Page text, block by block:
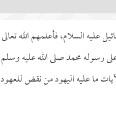
عليه السلام، فأعلمهم الله تعالى
رسوله محمد صلى الله عليه وسلم
ما عليه اليهود من نقض للعهود